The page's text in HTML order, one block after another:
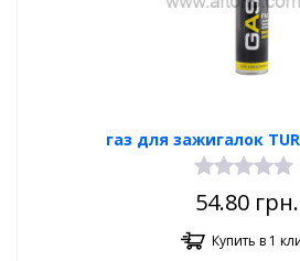
газ для зажигалок
54.80 грн.
Купить в 1